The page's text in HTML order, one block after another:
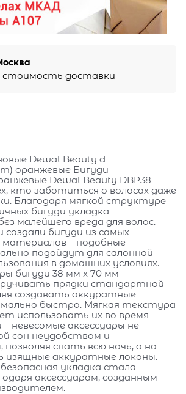
доставки
Dewal Beauty d
оранжевые Бигуди
Dewal Beauty DBP38
кто заботиться о волосах даже
Благодаря мягкой структуре
бигуди укладка
малейшего вреда для волос.
бигуди из самых
материалов – подобные
подойдут для салонной
в домашних условиях.
бигуди 38 мм x 70 мм
прядки стандартной
создавать аккуратные
быстро. Мягкая текстура
использовать их во время
– невесомые аксессуары не
сон неудобством и
спать всю ночь, а на
изящные аккуратные локоны.
укладка стала
аксессуарам, созданным